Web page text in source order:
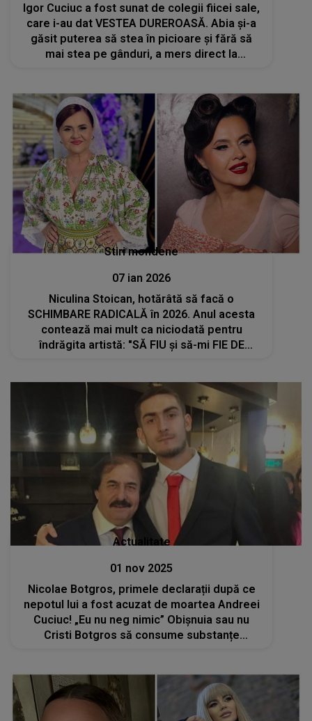
Igor Cuciuc a fost sunat de colegii fiicei sale,
care i-au dat VESTEA DUREROASĂ. Abia și-a
găsit puterea să stea în picioare și fără să
mai stea pe gânduri, a mers direct la
Stiri mondene
07 ian 2026
Niculina Stoican, hotărâtă să facă o
SCHIMBARE RADICALĂ în 2026. Anul acesta
contează mai mult ca niciodată pentru
îndrăgita artistă: "SĂ FIU și să-mi FIE DE
deciziei
Actualitate
01 nov 2025
Nicolae Botgros, primele declarații după ce
nepotul lui a fost acuzat de moartea Andreei
Cuciuc! „Eu nu neg nimic” Obișnuia sau nu
Cristi Botgros să consume substanțe